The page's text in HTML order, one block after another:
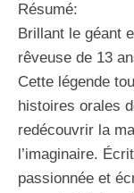
Résumé:
Brillant le géant
rêveuse de 13
Cette légende
histoires orales
redécouvrir la
l’imaginaire.
passionnée et